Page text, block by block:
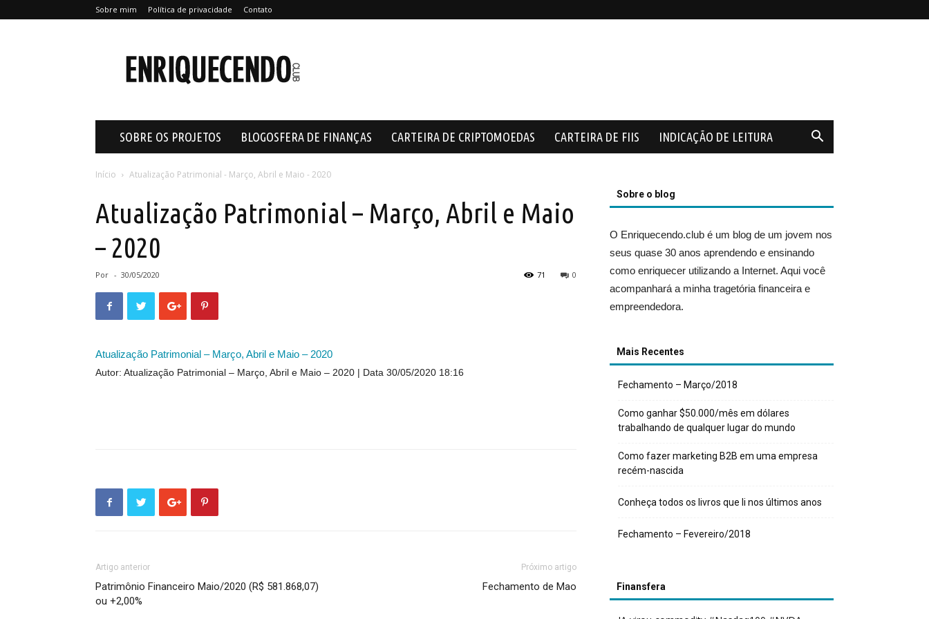
Sobre mim Política de privacidade Contato
SOBRE OS PROJETOS BLOGOSFERA DE FINANÇAS CARTEIRA DE CRIPTOMOEDAS CARTEIRA DE FIIS INDICAÇÃO DE LEITURA
Início Atualização Patrimonial - Março, Abril e Maio - 2020
Atualização Patrimonial – Março, Abril e Maio
– 2020
Por - 30/05/2020 0
71
Atualização Patrimonial – Março, Abril e Maio – 2020
Autor: Atualização Patrimonial – Março, Abril e Maio – 2020 Data 30/05/2020 18:16
Artigo anterior
Patrimônio Financeiro Maio/2020 (R$ 581.868,07)
ou +2,00%
Próximo artigo
Fechamento de Mao
Sobre o blog
O Enriquecendo.club é um blog de um jovem nos
seus quase 30 anos aprendendo e ensinando
como enriquecer utilizando a Internet. Aqui você
acompanhará a minha tragetória financeira e
empreendedora.
Mais Recentes
Fechamento – Março/2018
Como ganhar $50.000/mês em dólares
trabalhando de qualquer lugar do mundo
Como fazer marketing B2B em uma empresa
recém-nascida
Conheça todos os livros que li nos últimos anos
Fechamento – Fevereiro/2018
Finansfera